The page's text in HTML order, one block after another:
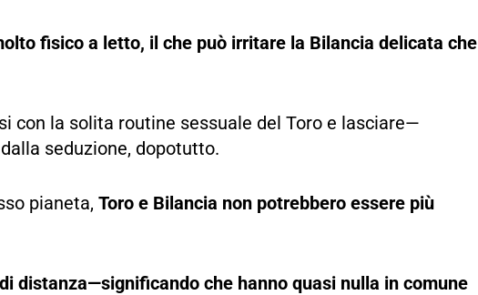
fisico a letto, il che può irritare la Bilancia delicata che
con la solita routine sessuale del Toro e lasciare—
seduzione, dopotutto.
pianeta, Toro e Bilancia non potrebbero essere più
distanza—significando che hanno quasi nulla in comune